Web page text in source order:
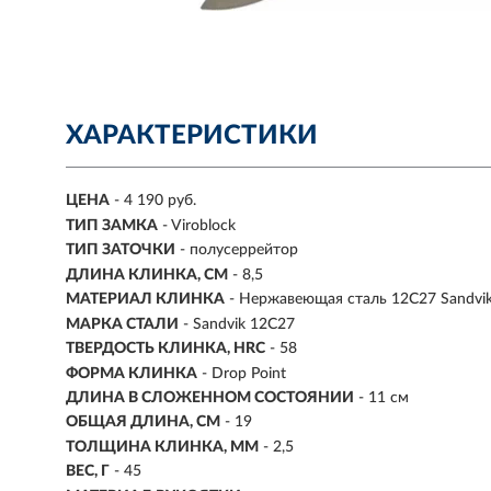
ХАРАКТЕРИСТИКИ
ЦЕНА - 4 190 руб.
ТИП ЗАМКА - Viroblock
ТИП ЗАТОЧКИ - полусеррейтор
ДЛИНА КЛИНКА, СМ - 8,5
МАТЕРИАЛ КЛИНКА - Нержавеющая сталь 12С27
МАРКА СТАЛИ - Sandvik 12C27
ТВЕРДОСТЬ КЛИНКА, HRC - 58
ФОРМА КЛИНКА - Drop Point
ДЛИНА В СЛОЖЕННОМ СОСТОЯНИИ - 11 см
ОБЩАЯ ДЛИНА, СМ - 19
ТОЛЩИНА КЛИНКА, ММ - 2,5
ВЕС, Г - 45